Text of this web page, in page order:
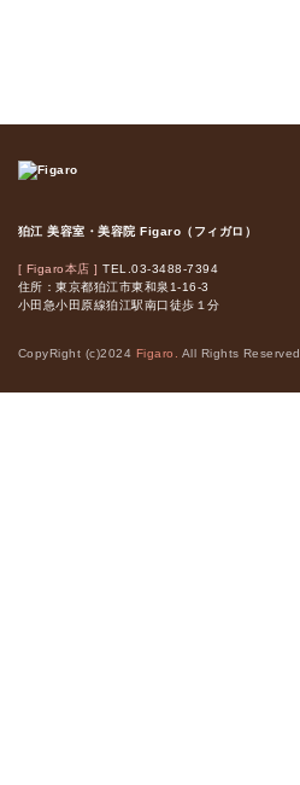
狛江 美容室・美容院 Figaro（フィガロ）
[ Figaro本店 ] TEL.03-3488-7394
住所：東京都狛江市東和泉1-16-3
小田急小田原線狛江駅南口徒歩１分
CopyRight (c)2024 Figaro. All Rights Reserved.